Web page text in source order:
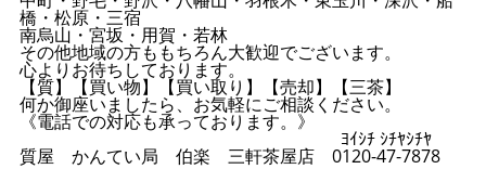
橋・松原・三宿
南烏山・宮坂・用賀・若林
その他地域の方ももちろん大歓迎でございます。
心よりお待ちしております。
【質】【買い物】【買い取り】【売却】【三茶】
何か御座いましたら、お気軽にご相談ください。
《電話での対応も承っております。》
ﾖｲｼﾁ ｼﾁﾔｼﾁﾔ
質屋 かんてい局 伯楽 三軒茶屋店 0120-47-7878